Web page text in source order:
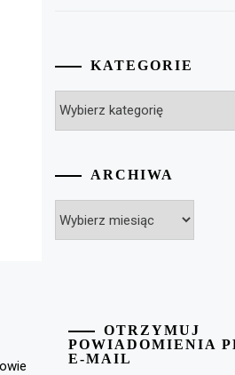
KATEGORIE
ARCHIWA
OTRZYMUJ
POWIADOMIENIA
E-MAIL